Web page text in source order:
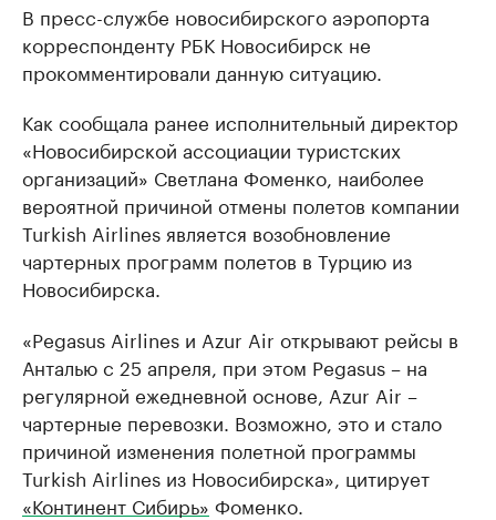
В пресс-службе новосибирского аэропорта
корреспонденту РБК Новосибирск не
прокомментировали данную ситуацию.
Как сообщала ранее исполнительный директор
«Новосибирской ассоциации туристских
организаций» Светлана Фоменко, наиболее
вероятной причиной отмены полетов компании
Turkish Airlines является возобновление
чартерных программ полетов в Турцию из
Новосибирска.
«Pegasus Airlines и Azur Air открывают рейсы в
Анталью с 25 апреля, при этом Pegasus – на
регулярной ежедневной основе, Azur Air –
чартерные перевозки. Возможно, это и стало
причиной изменения полетной программы
Turkish Airlines из Новосибирска», цитирует
«Континент Сибирь» Фоменко.